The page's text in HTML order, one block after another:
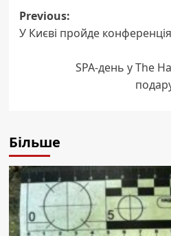
Post
navigation
Previous:
У Києві пройде
SPA-день у The
Більше